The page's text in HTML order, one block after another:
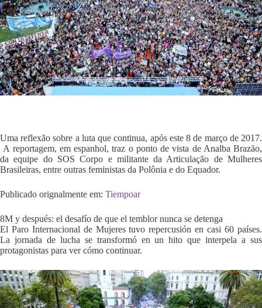
Uma reflexão sobre a luta que continua, após este 8 de março de 2017.
A reportagem, em espanhol, traz o ponto de vista de Analba Brazão,
da equipe do SOS Corpo e militante da Articulação de Mulheres
Brasileiras, entre outras feministas da Polônia e do Equador.
Publicado orignalmente em: Tiempoar
8M y después: el desafío de que el temblor nunca se detenga
El Paro Internacional de Mujeres tuvo repercusión en casi 60 países.
La jornada de lucha se transformó en un hito que interpela a sus
protagonistas para ver cómo continuar.